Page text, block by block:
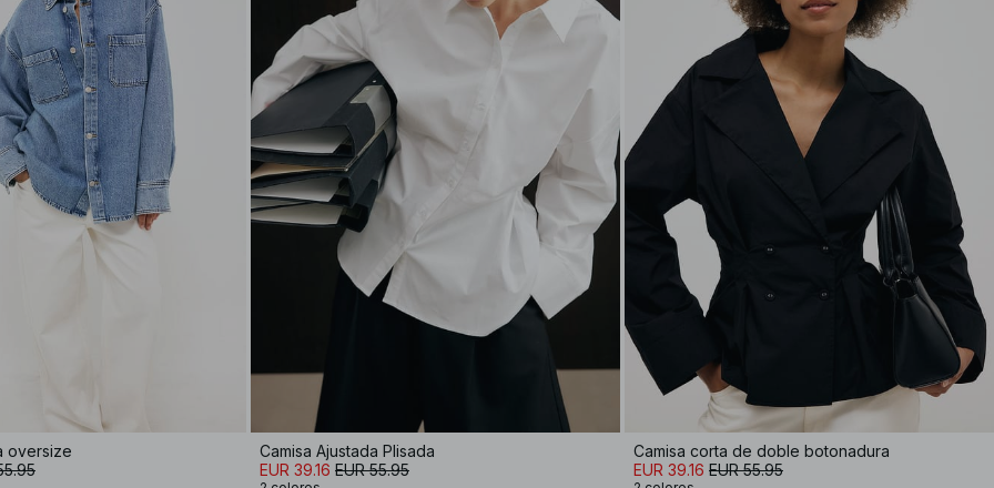
oversize
Camisa Ajustada Plisada
EUR 39.16 EUR 55.95
Camisa corta de doble botonadura
EUR 39.16 EUR 55.95